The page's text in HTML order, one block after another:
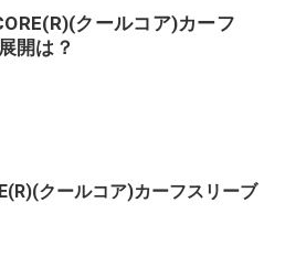
クールコア)カーフ
開は？
クールコア)カーフスリーブ